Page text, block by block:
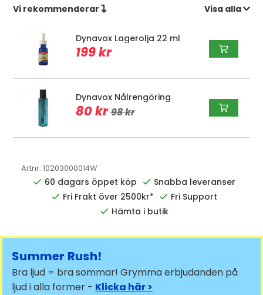
Vi rekommenderar  Visa alla 
Dynavox Lagerolja 22 ml
199 kr
Dynavox Nålrengöring
80 kr98 kr
Artnr: 10203000014W
60 dagars öppet köp
Snabba leveranser
Fri Frakt över 2500kr*
Fri Support
Hämta i butik
Summer Rush!
Bra ljud = bra sommar! Grymma erbjudanden på
ljud i alla former - Klicka här >